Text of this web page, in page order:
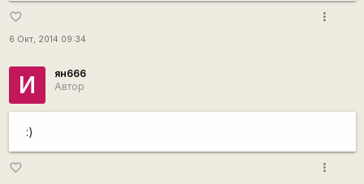
favorite_border
6 Окт, 2014 09:34
more_vert
И
ян666
Автор
:)
favorite_border more_vert